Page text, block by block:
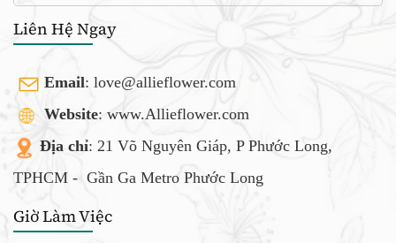
Liên Hệ Ngay
Email: love@allieflower.com
Website: www.Allieflower.com
Địa chỉ: 21 Võ Nguyên Giáp, P Phước Long,
TPHCM - Gần Ga Metro Phước Long
Giờ Làm Việc